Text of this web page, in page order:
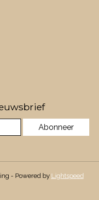
Abonneer
- Powered by Lightspeed